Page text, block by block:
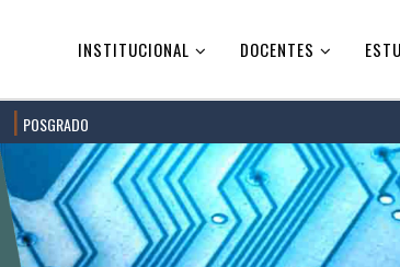
INSTITUCIONAL DOCENTES
POSGRADO